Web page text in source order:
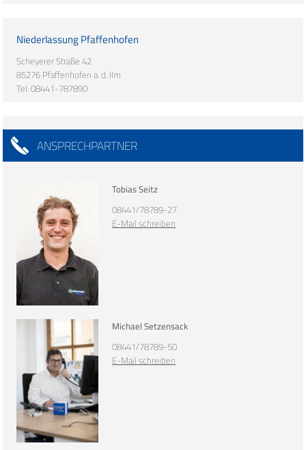
Niederlassung Pfaffenhofen
Scheyerer Straße 42
85276 Pfaffenhofen a. d. Ilm
Tel: 08441-787890
ANSPRECHPARTNER
Tobias Seitz
08441/78789-27
E-Mail schreiben
Michael Setzensack
08441/78789-50
E-Mail schreiben